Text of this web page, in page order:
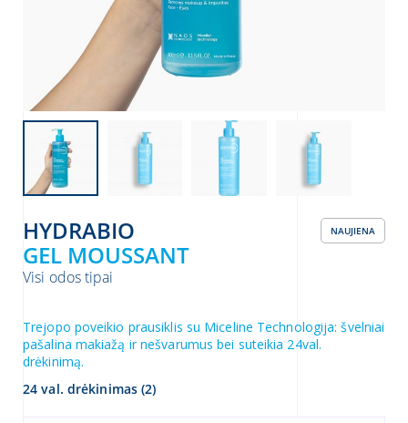
MŪSŲ NAUJIENLAIŠKI!
HYDRABIO
GEL MOUSSANT
NAUJIENA
Visi odos tipai
Trejopo poveikio prausiklis su Miceline Technologija: švelniai
pašalina makiažą ir nešvarumus bei suteikia 24val.
drėkinimą.
24 val. drėkinimas (2)